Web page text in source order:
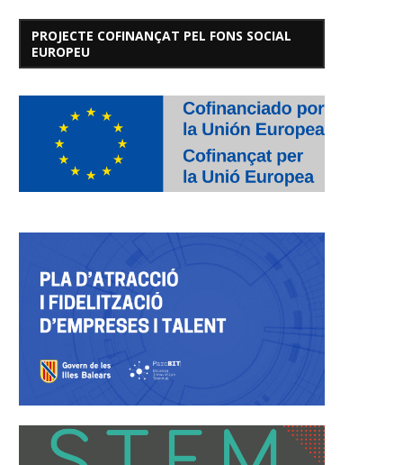
PROJECTE COFINANÇAT PEL FONS SOCIAL
EUROPEU